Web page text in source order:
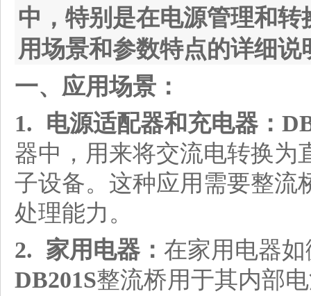
中，特别是在电源管理和
用场景和参数特点的详细说
一、应用场景：
1. 电源适配器和充电器：
器中，用来将交流电转换为
子设备。这种应用需要整流
处理能力。
2. 家用电器： 在家用电器
DB201S整流桥用于其内部